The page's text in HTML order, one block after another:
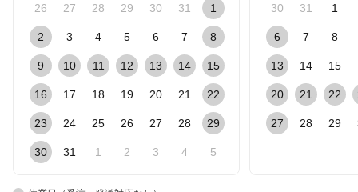
26 27 28 29 30 31 1
2 3 4 5 6 7 8
9 10 11 12 13 14 15
16 17 18 19 20 21 22
23 24 25 26 27 28 29
30 31 1 2 3 4 5
30 31 1
6 7 8
13 14 15
20 21 22
27 28 29